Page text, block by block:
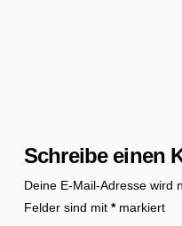
Schreibe einen
Deine E-Mail-Adresse wird
Felder sind mit *markiert